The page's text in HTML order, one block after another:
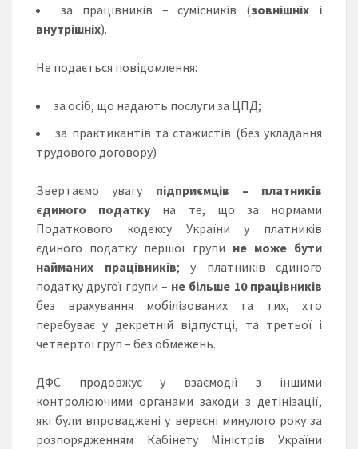
за працівників – сумісників (зовнішніх і
внутрішніх).
Не подається повідомлення:
за осіб, що надають послуги за ЦПД;
за практикантів та стажистів (без укладання
трудового договору)
Звертаємо увагу підприємців – платників
єдиного податку на те, що за нормами
Податкового кодексу України у платників
єдиного податку першої групи не може бути
найманих працівників; у платників єдиного
податку другої групи – не більше 10 працівників
без врахування мобілізованих та тих, хто
перебуває у декретній відпустці, та третьої і
четвертої груп – без обмежень.
ДФС продовжує у взаємодії з іншими
контролюючими органами заходи з детінізації,
які були впроваджені у вересні минулого року за
розпорядженням Кабінету Міністрів України